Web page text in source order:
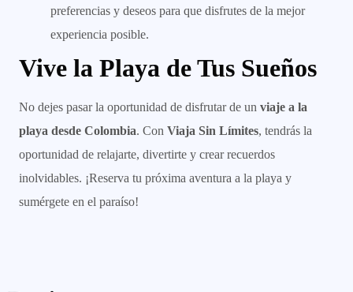
preferencias y deseos para que disfrutes de la mejor
experiencia posible.
Vive la Playa de Tus Sueños
No dejes pasar la oportunidad de disfrutar de un viaje a la
playa desde Colombia. Con Viaja Sin Límites, tendrás la
oportunidad de relajarte, divertirte y crear recuerdos
inolvidables. ¡Reserva tu próxima aventura a la playa y
sumérgete en el paraíso!